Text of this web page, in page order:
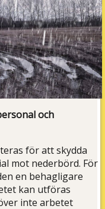
och
för att skydda
mot nederbörd. För
en behagligare
kan utföras
inte arbetet